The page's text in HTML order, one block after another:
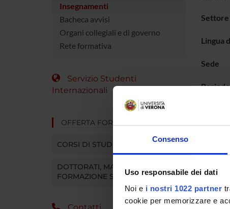
Consenso
Uso responsabile dei dati
Noi e i nostri 1022 partner
cookie per memorizzare e
Insegnamenti
Bacheca avvisi
Organi collegiali e di governo
Rete formativa
Servizio Studenti
Internazionali
OFFERTA FORMATIVA
CORSI DI STUDIO
DOTTORATI, MASTER E
FORMAZIONE SUPERIORE
Settore
Lingua
Sede
Periodo